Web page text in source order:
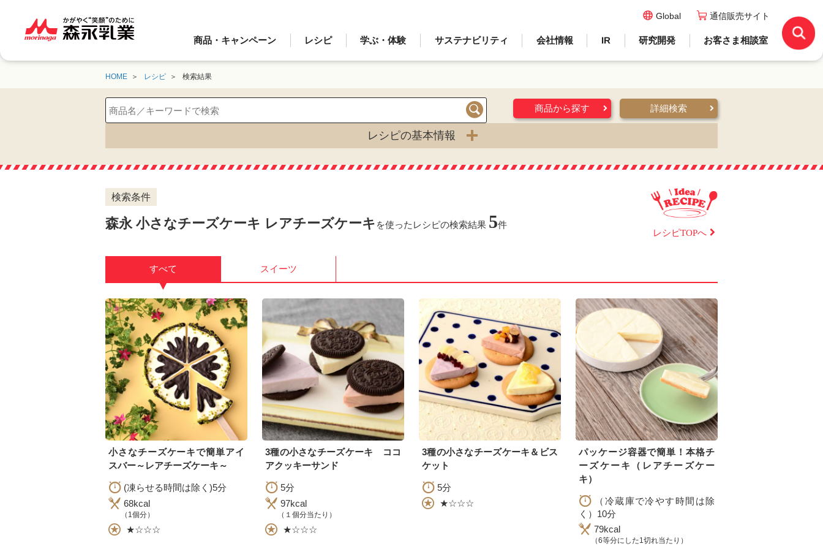
商品・キャンペーン レシピ 学ぶ・体験 サステナビリティ 会社情報 IR 研究開発 お客さま相談室
Global 通信販売サイト
HOME レシピ 検索結果
検索
商品から探す 詳細検索
レシピの基本情報
検索条件
森永 小さなチーズケーキ レアチーズケーキ を使ったレシピの検索結果 5件
レシピTOPへ
すべて
▼
スイーツ
小さなチーズケーキで簡単アイ
スバー～レアチーズケーキ～
(凍らせる時間は除く)5分
68kcal
（1個分）
★☆☆☆
3種の小さなチーズケーキ ココ
アクッキーサンド
5分
97kcal
（１個分当たり）
★☆☆☆
3種の小さなチーズケーキ＆ビス
ケット
5分
★☆☆☆
パッケージ容器で簡単！本格チ
ーズケーキ（レアチーズケー
キ）
（冷蔵庫で冷やす時間は除
く）10分
79kcal
（6等分にした1切れ当たり）